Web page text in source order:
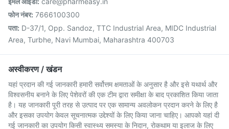
फोन नंबर: 7666100300
पता: D-37/1, Opp. Sandoz, TTC Industrial Area, MIDC Industrial
Area, Turbhe, Navi Mumbai, Maharashtra 400703
अस्वीकरण / खंडन
यहां प्रदान की गई जानकारी हमारी सर्वोत्तम क्षमताओं के अनुसार है और इसे यथार्थ और
विश्वसनीय बनाने के लिए पेशेवरों की एक टीम द्वारा समीक्षा के बाद प्रकाशित किया जाता
है। यह जानकारी पूरी तरह से उत्पाद पर एक सामान्य अवलोकन प्रदान करने के लिए है
और इसका उपयोग केवल सूचनात्मक उद्देश्यों के लिए किया जाना चाहिए। आपको यहां दी
गई जानकारी का उपयोग किसी स्वास्थ्य समस्या के निदान, रोकथाम या इलाज के लिए